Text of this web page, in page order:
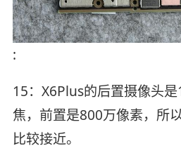
:
15：X6Plus的后置摄像头
焦，前置是800万像素，所
比较接近。